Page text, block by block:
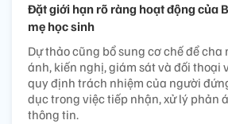
Đặt giới hạn rõ ràng hoạt động của
mẹ học sinh
Dự thảo cũng bổ sung cơ chế để cha
ánh, kiến nghị, giám sát và đối thoại
quy định trách nhiệm của người
dục trong việc tiếp nhận, xử lý phản
thông tin.